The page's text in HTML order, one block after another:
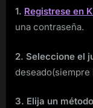
1. Registrese en
una contraseña.
2. Seleccione el
deseado(siempre
3. Elija un